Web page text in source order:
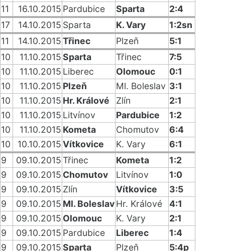
11
16.10.2015 Pardubice Sparta
2:4
17
14.10.2015 Sparta K. Vary
1:2sn
11
14.10.2015Třinec Plzeň
5:1
10
11.10.2015Sparta Třinec
7:5
10
11.10.2015 Liberec Olomouc
0:1
10
11.10.2015 Plzeň Ml. Boleslav 3:1
10
11.10.2015 Hr. Králové Zlín
2:1
10
11.10.2015 Litvínov Pardubice
1:2
10
11.10.2015 Kometa Chomutov
6:4
10
10.10.2015Vítkovice K. Vary
6:1
9
09.10.2015Třinec Kometa
1:2
9
09.10.2015 Chomutov Litvínov
1:0
9
09.10.2015 Zlín Vítkovice
3:5
9
09.10.2015 Ml. BoleslavHr. Králové
4:1
9
09.10.2015 Olomouc K. Vary
2:1
9
09.10.2015 Pardubice Liberec
1:4
9
09.10.2015Sparta Plzeň 5:4p